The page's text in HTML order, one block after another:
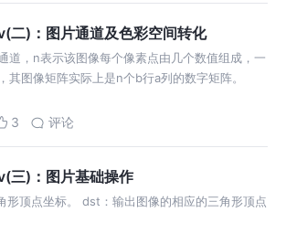
二)：图片通道及色彩空间转化
道，n表示该图像每个像素点由几个数值组成，一
其图像矩阵实际上是n个b行a列的数字矩阵。
3 评论
三)：图片基础操作
形顶点坐标。 dst：输出图像的相应的三角形顶点